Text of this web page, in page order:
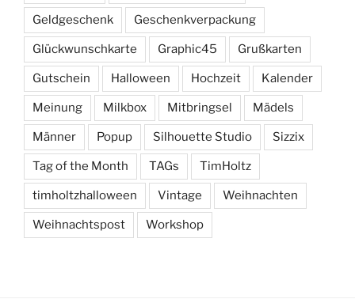
Geldgeschenk Geschenkverpackung
Glückwunschkarte Graphic45 Grußkarten
Gutschein Halloween Hochzeit Kalender
Meinung Milkbox Mitbringsel Mädels
Männer Popup Silhouette Studio Sizzix
Tag of the Month TAGs TimHoltz
timholtzhalloween Vintage Weihnachten
Weihnachtspost Workshop